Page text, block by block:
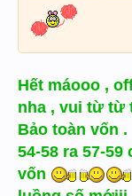
Hết máooo ,
nha , vui từ từ
Bảo toàn vốn .
54-58 ra 57-
vốn